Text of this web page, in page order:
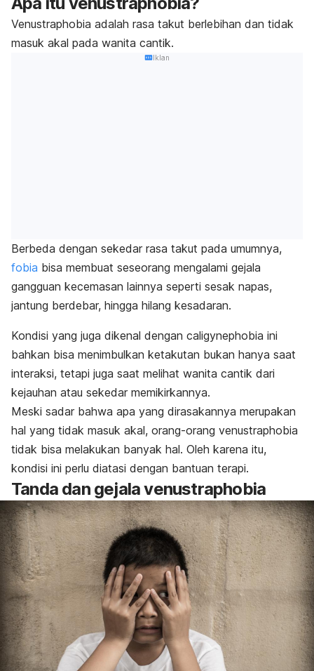
Venustraphobia adalah rasa takut berlebihan dan tidak
masuk akal pada wanita cantik.
Iklan
Berbeda dengan sekedar rasa takut pada umumnya,
fobia bisa membuat seseorang mengalami gejala
gangguan kecemasan lainnya seperti sesak napas,
jantung berdebar, hingga hilang kesadaran.
Kondisi yang juga dikenal dengan caligynephobia ini
bahkan bisa menimbulkan ketakutan bukan hanya saat
interaksi, tetapi juga saat melihat wanita cantik dari
kejauhan atau sekedar memikirkannya.
Meski sadar bahwa apa yang dirasakannya merupakan
hal yang tidak masuk akal, orang-orang venustraphobia
tidak bisa melakukan banyak hal. Oleh karena itu,
kondisi ini perlu diatasi dengan bantuan terapi.
Tanda dan gejalavenustraphobia